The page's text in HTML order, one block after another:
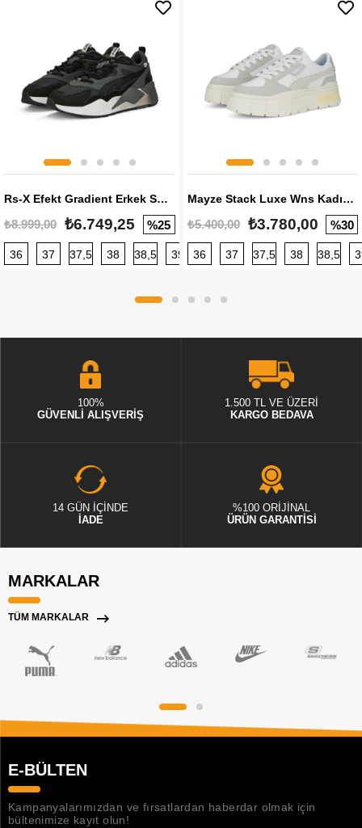
Rs-X Efekt Gradient Erkek Sneaker
₺8.999,00 ₺6.749,25 %25
36 37 37,5 38 38,5 39 40 40,5 41 42 42,5
Mayze Stack Luxe Wns Kadın Sneaker
₺5.400,00 ₺3.780,00 %30
36 37 37,5 38 38,5
100%
GÜVENLİ ALIŞVERİŞ
1.500 TL VE ÜZERİ
KARGO BEDAVA
14 GÜN İÇİNDE
İADE
%100 ORİJİNAL
ÜRÜN GARANTİSİ
MARKALAR
TÜM MARKALAR
E-BÜLTEN
Kampanyalarımızdan ve fırsatlardan haberdar olmak için
bültenimize kayıt olun!